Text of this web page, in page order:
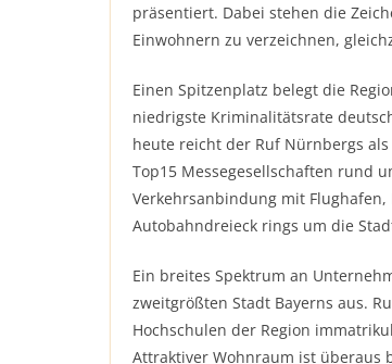
präsentiert. Dabei stehen die
Einwohnern zu verzeichnen,
Einen Spitzenplatz belegt die
niedrigste Kriminalitätsrate
heute reicht der Ruf Nürnbergs
Top15 Messegesellschaften rund
Verkehrsanbindung mit
Autobahndreieck rings um die
Ein breites Spektrum an
zweitgrößten Stadt Bayerns aus.
Hochschulen der Region
Attraktiver Wohnraum ist überaus